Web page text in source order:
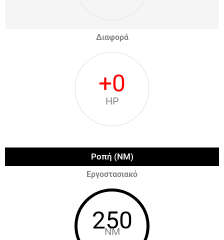
Διαφορά
+0
HP
Ροπή (NM)
Εργοστασιακό
250
NM